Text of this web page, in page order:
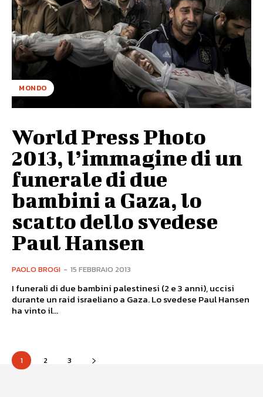
MONDO
World Press Photo
2013, l’immagine di un
funerale di due
bambini a Gaza, lo
scatto dello svedese
Paul Hansen
PAOLO BROGI - 15 FEBBRAIO 2013
I funerali di due bambini palestinesi (2 e 3 anni), uccisi
durante un raid israeliano a Gaza. Lo svedese Paul Hansen
ha vinto il...
1 2 3